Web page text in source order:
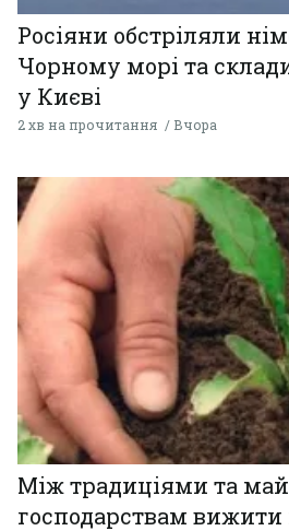
Росіяни обстріляли
Чорному морі та
у Києві
2 хв на прочитання Вчора
Між традиціями та
господарствам вижити